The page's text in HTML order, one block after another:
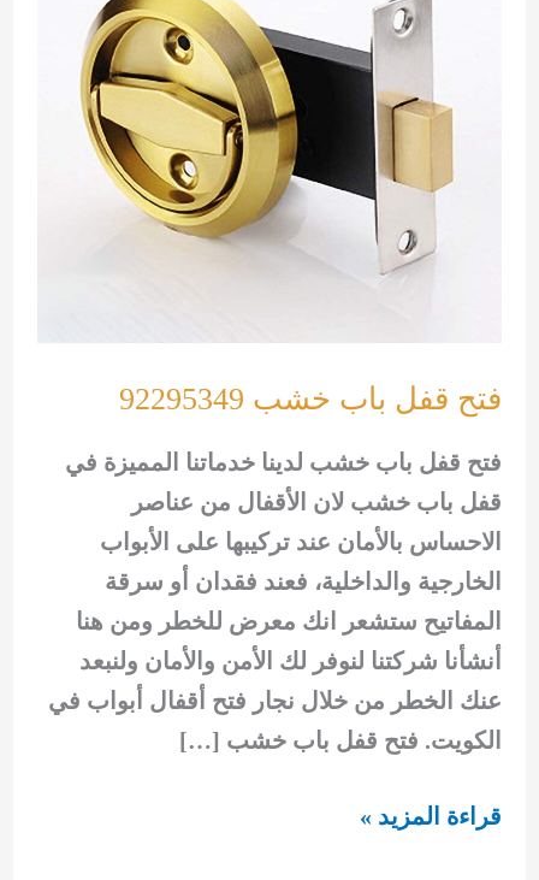
فتح قفل باب خشب 92295349
فتح قفل باب خشب لدينا خدماتنا المميزة في
قفل باب خشب لان الأقفال من عناصر
الاحساس بالأمان عند تركيبها على الأبواب
الخارجية والداخلية، فعند فقدان أو سرقة
المفاتيح ستشعر انك معرض للخطر ومن هنا
أنشأنا شركتنا لنوفر لك الأمن والأمان ولنبعد
عنك الخطر من خلال نجار فتح أقفال أبواب في
الكويت. فتح قفل باب خشب […]
فتح
قراءة المزيد »